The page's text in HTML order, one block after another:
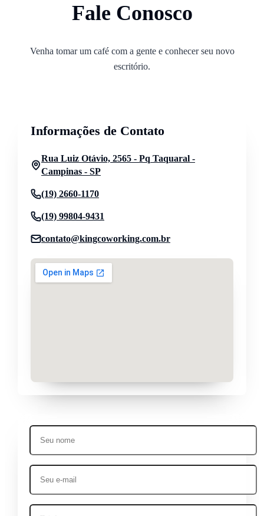
Fale Conosco
Venha tomar um café com a gente e conhecer seu novo
escritório.
Informações de Contato
Rua Luiz Otávio, 2565 - Pq Taquaral -
Campinas - SP
(19) 2660-1170
(19) 99804-9431
contato@kingcoworking.com.br